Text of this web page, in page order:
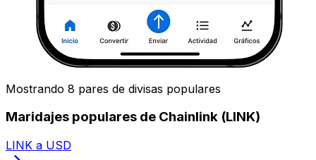
Mostrando 8 pares de divisas populares
Maridajes populares de Chainlink (LINK)
LINK a USD